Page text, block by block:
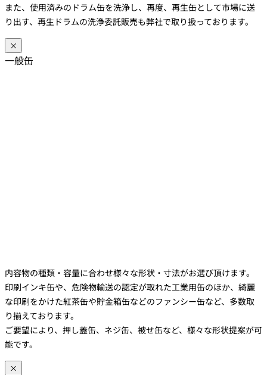
また、使用済みのドラム缶を洗浄し、再度、再生缶として市場に送
り出す、再生ドラムの洗浄委託販売も弊社で取り扱っております。
×
一般缶
内容物の種類・容量に合わせ様々な形状・寸法がお選び頂けます。
印刷インキ缶や、危険物輸送の認定が取れた工業用缶のほか、綺麗
な印刷をかけた紅茶缶や貯金箱缶などのファンシー缶など、多数取
り揃えております。
ご要望により、押し蓋缶、ネジ缶、被せ缶など、様々な形状提案が可
能です。
×